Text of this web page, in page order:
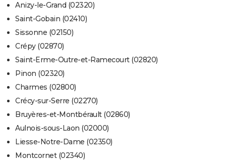
Anizy-le-Grand (02320)
Saint-Gobain (02410)
Sissonne (02150)
Crépy (02870)
Saint-Erme-Outre-et-Ramecourt (02820)
Pinon (02320)
Charmes (02800)
Crécy-sur-Serre (02270)
Bruyères-et-Montbérault (02860)
Aulnois-sous-Laon (02000)
Liesse-Notre-Dame (02350)
Montcornet (02340)